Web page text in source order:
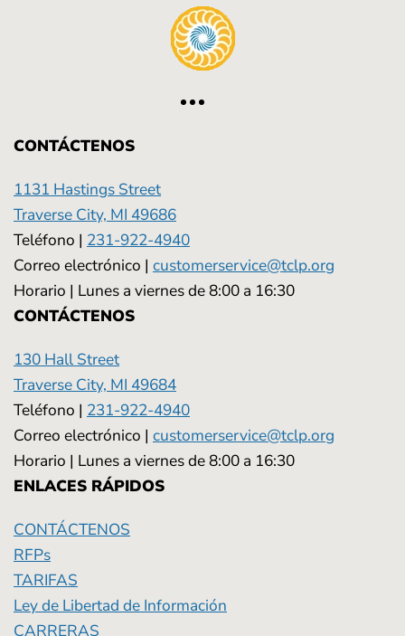
CONTÁCTENOS
1131 Hastings Street
Traverse City, MI 49686
Teléfono | 231-922-4940
Correo electrónico | customerservice@tclp.org
Horario | Lunes a viernes de 8:00 a 16:30
CONTÁCTENOS
130 Hall Street
Traverse City, MI 49684
Teléfono | 231-922-4940
Correo electrónico | customerservice@tclp.org
Horario | Lunes a viernes de 8:00 a 16:30
ENLACES RÁPIDOS
CONTÁCTENOS
RFPs
TARIFAS
Ley de Libertad de Información
CARRERAS